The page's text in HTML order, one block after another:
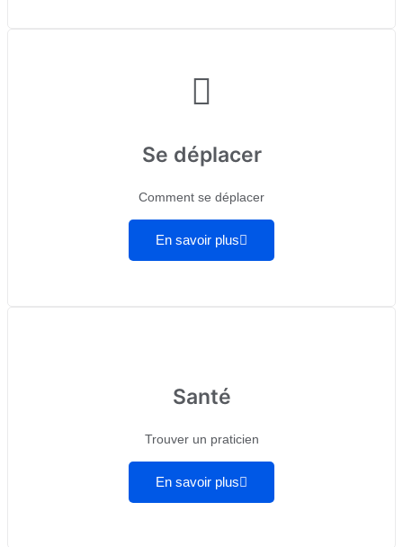
Se déplacer
Comment se déplacer
En savoir plus
Santé
Trouver un praticien
En savoir plus